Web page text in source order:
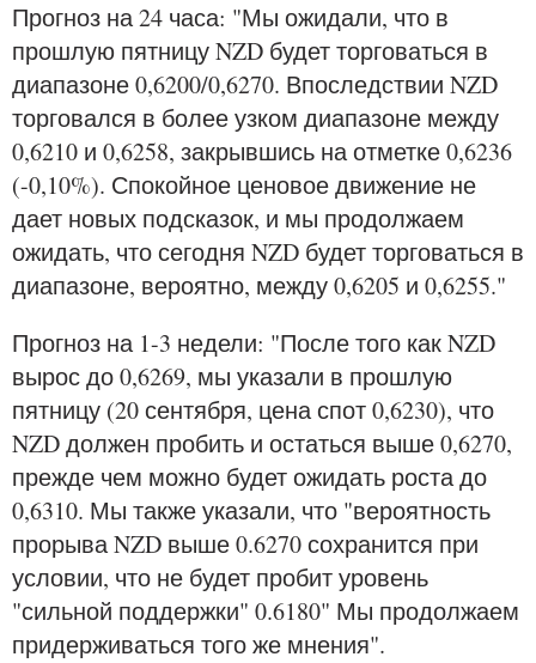
Прогноз на 24 часа: "Мы ожидали, что в
прошлую пятницу NZD будет торговаться в
диапазоне 0,6200/0,6270. Впоследствии NZD
торговался в более узком диапазоне между
0,6210 и 0,6258, закрывшись на отметке 0,6236
(-0,10%). Спокойное ценовое движение не
дает новых подсказок, и мы продолжаем
ожидать, что сегодня NZD будет торговаться в
диапазоне, вероятно, между 0,6205 и 0,6255."
Прогноз на 1-3 недели: "После того как NZD
вырос до 0,6269, мы указали в прошлую
пятницу (20 сентября, цена спот 0,6230), что
NZD должен пробить и остаться выше 0,6270,
прежде чем можно будет ожидать роста до
0,6310. Мы также указали, что "вероятность
прорыва NZD выше 0.6270 сохранится при
условии, что не будет пробит уровень
"сильной поддержки" 0.6180" Мы продолжаем
придерживаться того же мнения".